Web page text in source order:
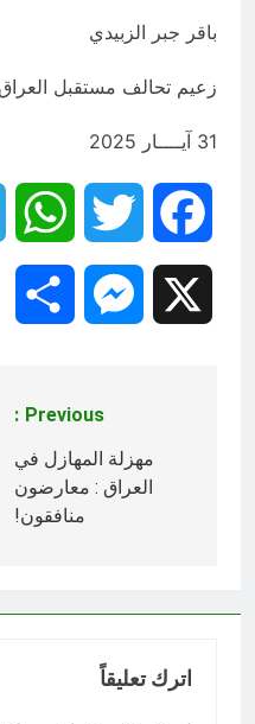
باقر جبر الزبيدي
زعيم تحالف مستقبل
31 آيــــار 2025
Facebook
Twitter
Messenger
المقالات
Previous:
مهزلة المهازل في
العراق : ⁧‫معارضون
منافقون‬⁩!
اترك تعليقاً